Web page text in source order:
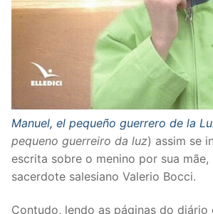
Manuel, el pequeño guerrero de la
pequeno guerreiro da luz) assim se
escrita sobre o menino por sua mãe,
sacerdote salesiano Valerio Bocci.
Contudo, lendo as páginas do diário